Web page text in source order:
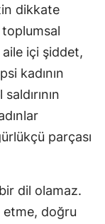
dikkate
içi şiddet,
kadının
parçası
dil olamaz.
etme, doğru